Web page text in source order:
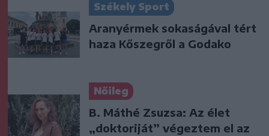
Székely Sport
Aranyérmek sokaságával tért
haza Kőszegről a Godako
Nőileg
B. Máthé Zsuzsa: Az élet
„doktoriját” végeztem el az